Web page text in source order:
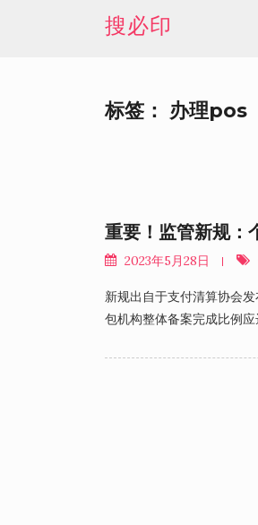
搜必印
标签： 办理pos
重要！监管新规：
2023年5月28日
新规出自于支付清算协会
包机构整体备案完成比例应